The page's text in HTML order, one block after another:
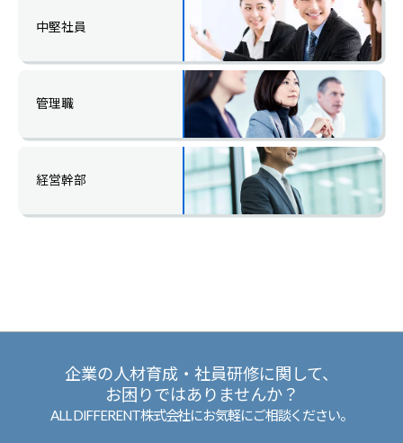
中堅社員
管理職
経営幹部
企業の人材育成・社員研修に関して、
お困りではありませんか？
ALL DIFFERENT株式会社にお気軽にご相談ください。